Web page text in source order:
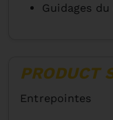
Guidages
PRODUCT
Entrepointes